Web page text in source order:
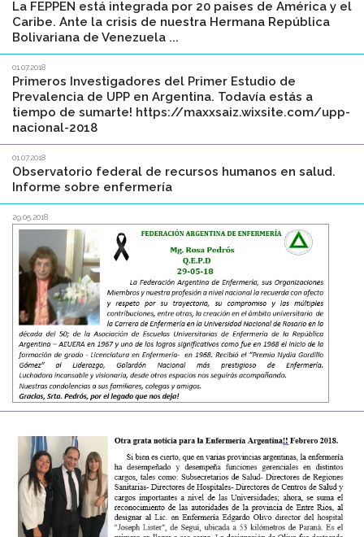
La FEPPEN está integrada por 20 paises de América y el
Caribe. Ante la crisis de nuestra Hermana República
Bolivariana de Venezuela ...
01.07.2018
Primeros Investigadores del Primer Estudio de
Prevalencia de UPP en Argentina. Todavía estás a
tiempo de sumarte! https://maxxsaiz.wixsite.com/upp-
nacional-2018
01.07.2018
Observatorio federal de recursos humanos en salud.
Informe sobre enfermería
29.05.2018